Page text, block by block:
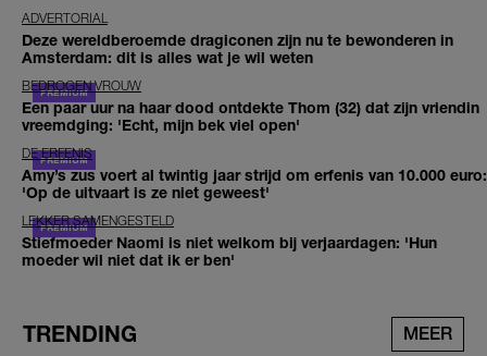
ADVERTORIAL
Deze wereldberoemde dragiconen zijn nu te bewonderen in
Amsterdam: dit is alles wat je wil weten
BEDROGEN VROUW
Een paar uur na haar dood ontdekte Thom (32) dat zijn vriendin
vreemdging: 'Echt, mijn bek viel open'
DE ERFENIS
Amy’s zus voert al twintig jaar strijd om erfenis van 10.000 euro:
'Op de uitvaart is ze niet geweest'
LEKKER SAMENGESTELD
Stiefmoeder Naomi is niet welkom bij verjaardagen: 'Hun
moeder wil niet dat ik er ben'
TRENDING MEER